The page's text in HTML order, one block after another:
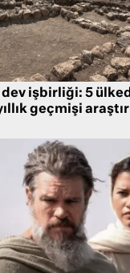
işbirliği: 5
geçmişi